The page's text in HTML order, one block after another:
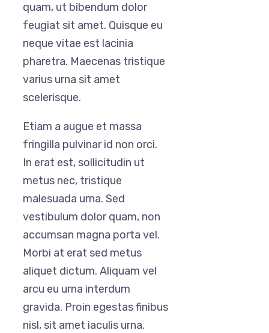
quam, ut bibendum dolor
feugiat sit amet. Quisque eu
neque vitae est lacinia
pharetra. Maecenas tristique
varius urna sit amet
scelerisque.
Etiam a augue et massa
fringilla pulvinar id non orci.
In erat est, sollicitudin ut
metus nec, tristique
malesuada urna. Sed
vestibulum dolor quam, non
accumsan magna porta vel.
Morbi at erat sed metus
aliquet dictum. Aliquam vel
arcu eu urna interdum
gravida. Proin egestas finibus
nisl, sit amet iaculis urna.